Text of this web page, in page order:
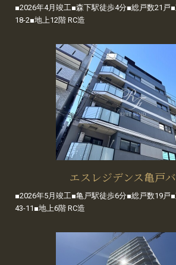
■2026年4月竣工■森下駅徒歩4分■総戸数21戸
18-2■地上12階 RC造
エスレジデンス亀戸
■2026年5月竣工■亀戸駅徒歩6分■総戸数19戸
43-11■地上6階 RC造